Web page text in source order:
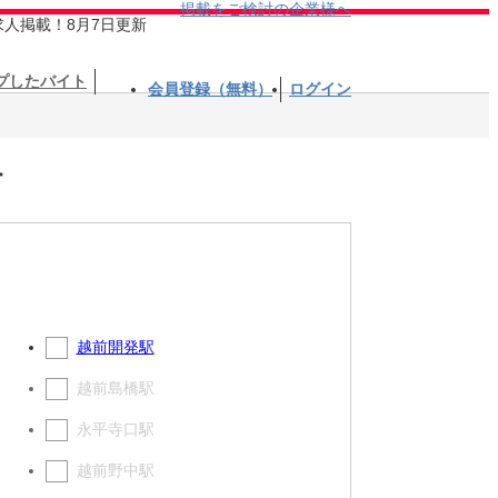
人掲載！8月7日更新
掲載をご検討の企業様へ
したバイト 会員登録（無料） ログイン
越前開発駅
越前島橋駅
永平寺口駅
越前野中駅